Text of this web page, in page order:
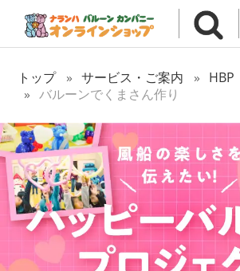
トップ サービス・ご案内
HBP
バルーンでくまさん作り